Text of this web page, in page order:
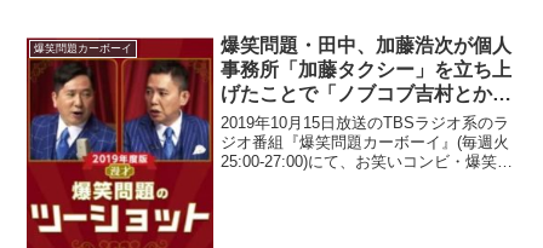
爆笑問題カーボーイ
爆笑問題・田中、加藤浩次が個人
事務所「加藤タクシー」を立ち上
げたことで「ノブコブ吉村とか行
くべきだろうね」と発言
2019年10月15日放送のTBSラジオ系のラ
ジオ番組『爆笑問題カーボーイ』(毎週火
25:00-27:00)にて、お笑いコンビ・爆笑問